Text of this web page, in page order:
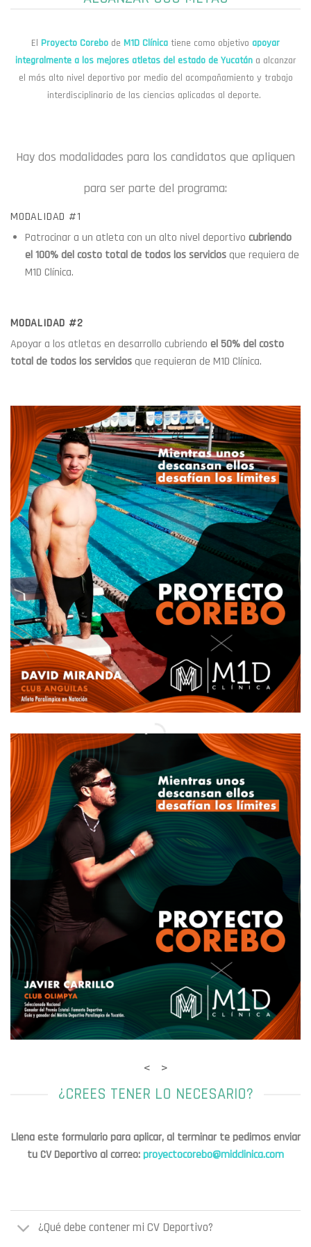
El Proyecto Corebo de M1D Clínica tiene como objetivo apoyar
integralmente a los mejores atletas del estado de Yucatán a alcanzar
el más alto nivel deportivo por medio del acompañamiento y trabajo
interdisciplinario de las ciencias aplicadas al deporte.
Hay dos modalidades para los candidatos que apliquen
para ser parte del programa:
MODALIDAD #1
Patrocinar a un atleta con un alto nivel deportivo cubriendo
el 100% del costo total de todos los serviciosque requiera de
M1D Clínica.
MODALIDAD #2
Apoyar a los atletas en desarrollo cubriendo el 50% del costo
total de todos los serviciosque requieran de M1D Clínica.
< >
¿CREES TENER LO NECESARIO?
Llena este formulario para aplicar, al terminar te pedimos enviar
tu CV Deportivo al correo:proyectocorebo@midclinica.com
¿Qué debe contener mi CV Deportivo?